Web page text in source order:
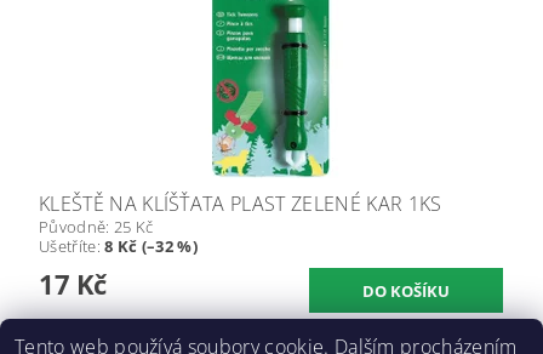
KLEŠTĚ NA KLÍŠŤATA PLAST ZELENÉ KAR 1KS
Původně: 25 Kč
Ušetříte:8 Kč (–32 %)
17 Kč
Tento web používá soubory cookie. Dalším procházením